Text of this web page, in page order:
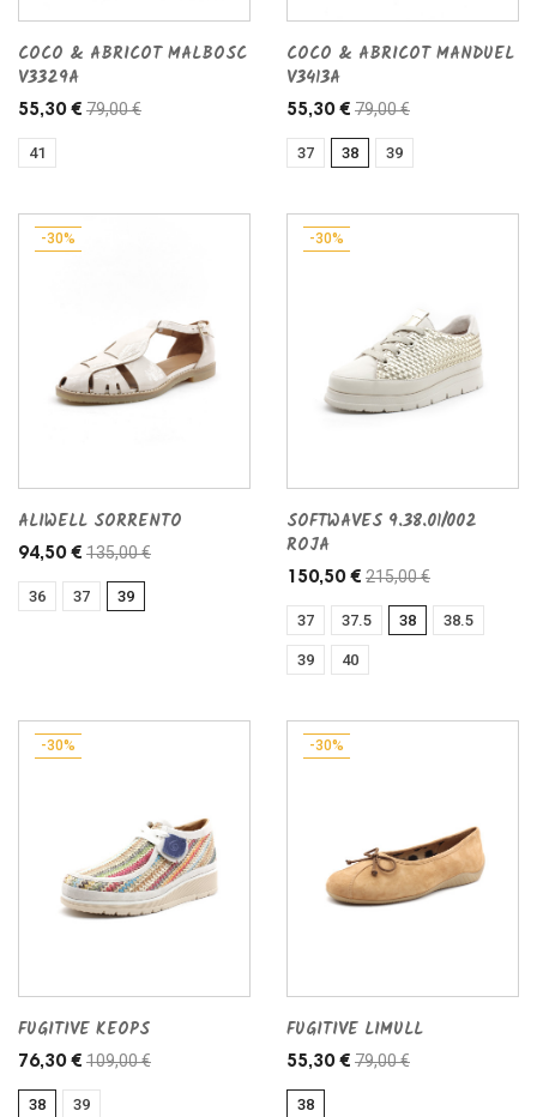
COCO & ABRICOT MALBOSC
V3329A
55,30 € 79,00 €
41
COCO & ABRICOT MANDUEL
V3413A
55,30 € 79,00 €
37 38 39
-30%
ALIWELL SORRENTO
94,50 € 135,00 €
36 37 39
-30%
SOFTWAVES 9.38.01/002
ROJA
150,50 € 215,00 €
37 37.5 38 38.5
39 40
-30%
FUGITIVE KEOPS
76,30 € 109,00 €
38 39
-30%
FUGITIVE LIMULL
55,30 € 79,00 €
38